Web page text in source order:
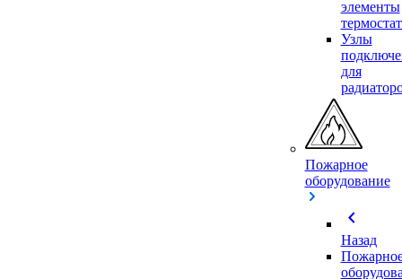
элементы
Узлы
для
Пожарное
оборудование
chevron_left
Назад